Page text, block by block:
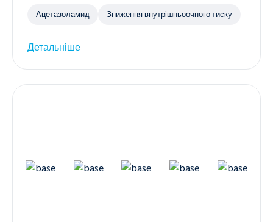
Ацетазоламид Зниження внутрішньоочного тиску
Детальніше